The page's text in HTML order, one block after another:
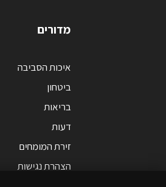
מדורים
איכות הסביבה
ביטחון
בריאות
דעות
זירת המומחים
הצהרת נגישות